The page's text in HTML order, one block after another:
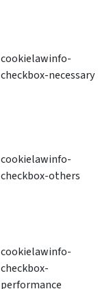
cookielawinfo-
checkbox-necessary
cookielawinfo-
checkbox-others
cookielawinfo-
checkbox-
performance